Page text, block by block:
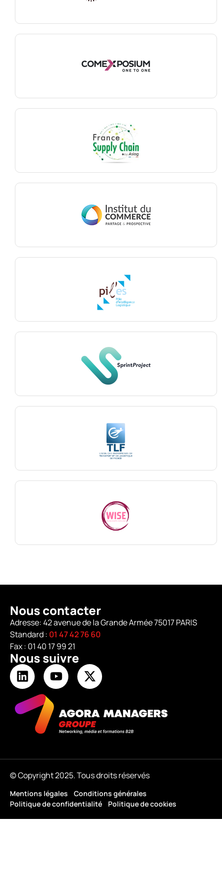
Nous contacter
Adresse: 42 avenue de la Grande Armée 75017 PARIS
Standard : 01 47 42 76 60
Fax : 01 40 17 99 21
Nous suivre
© Copyright 2025. Tous droits réservés
Mentions légales
Conditions générales
Politique de confidentialité
Politique de cookies